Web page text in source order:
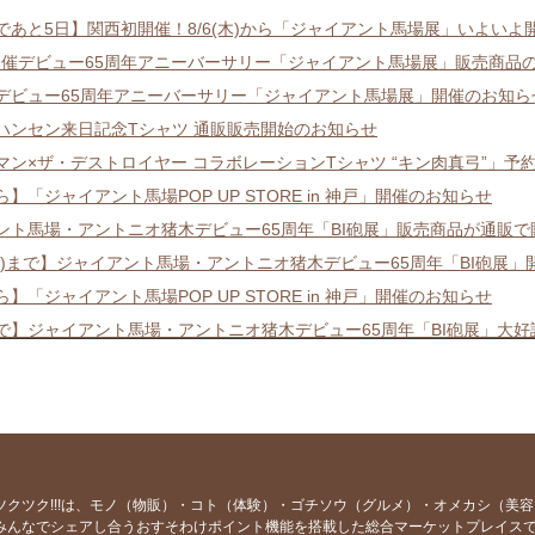
あと5日】関西初開催！8/6(木)から「ジャイアント馬場展」いよいよ
デビュー65周年アニーバーサリー「ジャイアント馬場展」販売商品
ビュー65周年アニーバーサリー「ジャイアント馬場展」開催のお知ら
ンセン来日記念Tシャツ 通販販売開始のお知らせ
ン×ザ・デストロイヤー コラボレーションTシャツ “キン肉真弓”」予
】「ジャイアント馬場POP UP STORE in 神戸」開催のお知らせ
ト馬場・アントニオ猪木デビュー65周年「BI砲展」販売商品が通販
で】ジャイアント馬場・アントニオ猪木デビュー65周年「BI砲展」
】「ジャイアント馬場POP UP STORE in 神戸」開催のお知らせ
】ジャイアント馬場・アントニオ猪木デビュー65周年「BI砲展」大
不沈艦"スタン・ハンセンスペシャルトークショー開催のお知らせ
】6/13スタン・ハンセントークショー受付開始のお知らせ
】6/13スタン・ハンセン開催のお知らせ
クツク!!!は、モノ（物販）・コト（体験）・ゴチソウ（グルメ）・オメカシ（美
んなでシェアし合うおすそわけポイント機能を搭載した総合マーケットプレイス